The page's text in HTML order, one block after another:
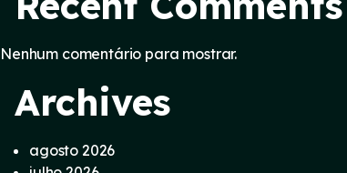
Nenhum comentário para mostrar.
Archives
agosto 2026